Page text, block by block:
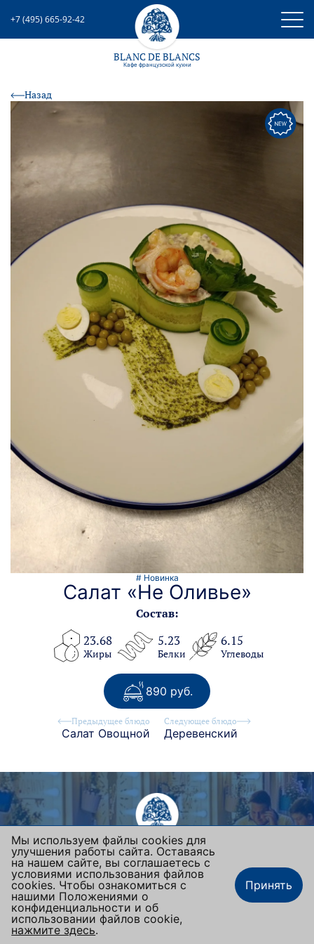
+7 (495) 665-92-42
BLANC DE BLANCS
Кафе французcкой кухни
Назад
# Новинка
Салат «Не Оливье»
Состав:
23.68
Жиры
5.23
Белки
6.15
Углеводы
890 руб.
Предыдущее блюдо
Салат Овощной
Следующее блюдо
Деревенский
Москва, ул. Люсиновская, 36/50
+7 (495) 665-92-42
blandeblancafe@mail.ru
BLANC DE BLANCS
Подписаться на новости
Заказать столик
Мы используем файлы cookies для
улучшения работы сайта. Оставаясь
на нашем сайте, вы соглашаетесь с
условиями использования файлов
cookies. Чтобы ознакомиться с
нашими Положениями о
конфиденциальности и об
использовании файлов cookie,
нажмите здесь.
Принять